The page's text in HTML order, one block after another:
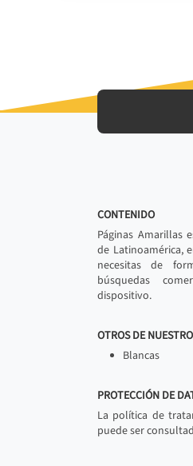
CONTENIDO
Páginas Amarillas
de Latinoamérica,
necesitas de
búsquedas
dispositivo.
OTROS DE
Blancas
PROTECCIÓN DE
La política de
puede ser